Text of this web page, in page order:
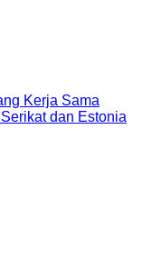
Kerja Sama
dan Estonia